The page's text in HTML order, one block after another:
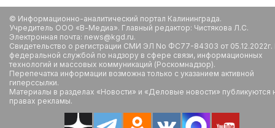
© Информационно-аналитический портал Калининграда.
Учредитель ООО «В-Медиа». Главный редактор: Чистякова Л.С.
Электронная почта: news@kgd.ru.
Свидетельство о регистрации СМИ ЭЛ No ФС77-84303 от
федеральной службой по надзору в сфере связи, информационных
технологий и массовых коммуникаций (Роскомнадзор).
Перепечатка информации возможна только с указанием активной
гиперссылки.
Материалы в разделах «Новости» и «Деловые новости» публикуются
правах рекламы.